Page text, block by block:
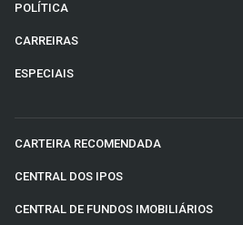
POLÍTICA
CARREIRAS
ESPECIAIS
CARTEIRA RECOMENDADA
CENTRAL DOS IPOS
CENTRAL DE FUNDOS IMOBILIÁRIOS